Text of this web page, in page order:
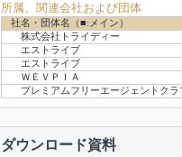
所属、関連会社および団体
社名・団体名（■:メイン）
株式会社トライディー
エストライブ
エストライブ
ＷＥＶＰＩＡ
プレミアムフリーエージェントクラ
ダウンロード資料